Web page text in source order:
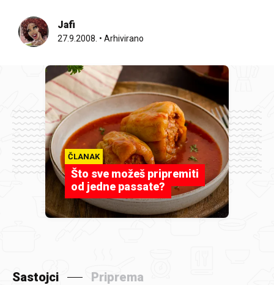
Jafi
27.9.2008. • Arhivirano
ČLANAK
Što sve možeš pripremiti
od jedne passate?
Sastojci Priprema